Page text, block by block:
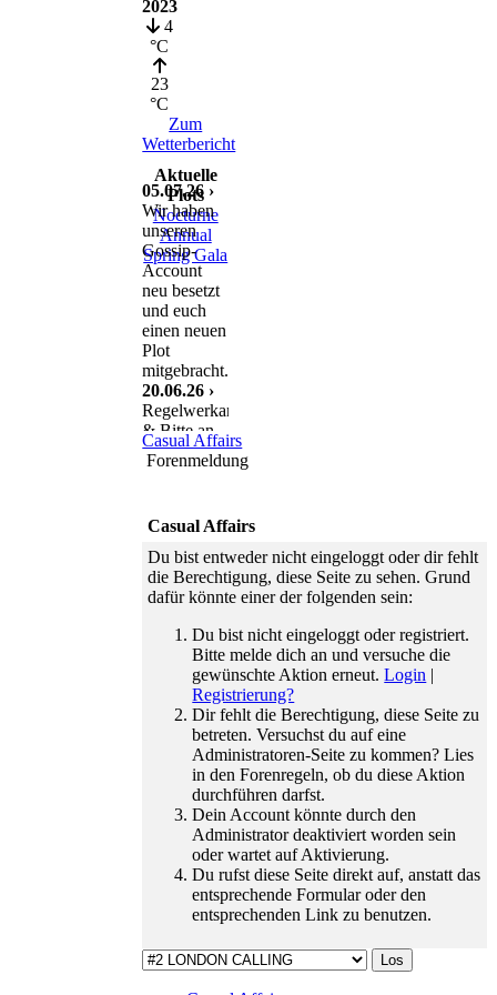
2023
4
°C
23
°C
Zum
Wetterbericht
Aktuelle
Plots
Nocturne
Annual
Spring Gala
05.07.26 ›
Wir haben
unseren
Gossip-
Account
neu besetzt
und euch
einen neuen
Plot
mitgebracht.
20.06.26 ›
Regelwerkanpassung
& Bitte an
euch
11.06.26 ›
Teamabschied
haben wir
einen
freudigen
zu feiern.
01.06.26 ›
Zeitsprung
ist da: wir
verabschieden
den Februar
gewinnen
dafür den
Mai 2023.
16.01.26 ›
Wir gehen
auf euer
Feedback
bringen
ebenso
Casual Affairs
Forenmeldung
Casual Affairs
Du bist entweder nicht eingeloggt oder dir fehlt
die Berechtigung, diese Seite zu sehen. Grund
dafür könnte einer der folgenden sein:
Du bist nicht eingeloggt oder registriert.
Bitte melde dich an und versuche die
gewünschte Aktion erneut.Login |
Registrierung?
Dir fehlt die Berechtigung, diese Seite zu
betreten. Versuchst du auf eine
Administratoren-Seite zu kommen? Lies
in den Forenregeln, ob du diese Aktion
durchführen darfst.
Dein Account könnte durch den
Administrator deaktiviert worden sein
oder wartet auf Aktivierung.
Du rufst diese Seite direkt auf, anstatt das
entsprechende Formular oder den
entsprechenden Link zu benutzen.